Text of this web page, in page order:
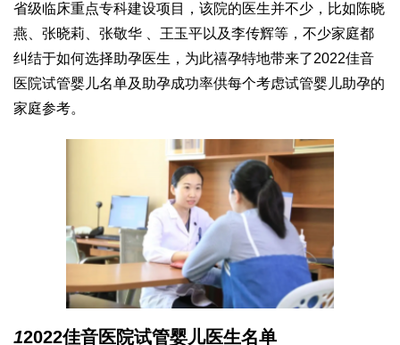
省级临床重点专科建设项目，该院的医生并不少，比如陈晓
燕、张晓莉、张敬华 、王玉平以及李传辉等，不少家庭都
纠结于如何选择助孕医生，为此禧孕特地带来了2022佳音
医院试管婴儿名单及助孕成功率供每个考虑试管婴儿助孕的
家庭参考。
12022佳音医院试管婴儿医生名单